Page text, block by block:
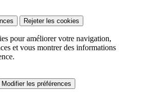
Rejeter les cookies
pour améliorer votre navigation,
et vous montrer des informations
Modifier les préférences